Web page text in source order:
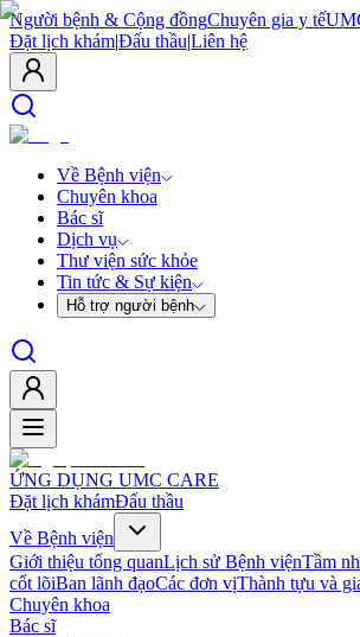
Người bệnh & Cộng đồngChuyên gia y tế
Đặt lịch khám|Đấu thầu|Liên hệ
Về Bệnh viện
Chuyên khoa
Bác sĩ
Dịch vụ
Thư viện sức khỏe
Tin tức & Sự kiện
Hỗ trợ người bệnh
ỨNG DỤNG UMC CARE
Đặt lịch khámĐấu thầu
Về Bệnh viện
Giới thiệu tổng quanLịch sử Bệnh việnTầm
cốt lõiBan lãnh đạoCác đơn vịThành tựu và
Chuyên khoa
Bác sĩ